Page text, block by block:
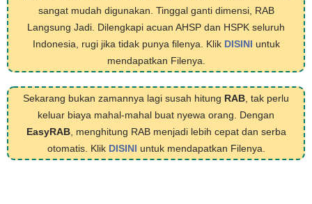
sangat mudah digunakan. Tinggal ganti dimensi, RAB
Langsung Jadi. Dilengkapi acuan AHSP dan HSPK seluruh
Indonesia, rugi jika tidak punya filenya. Klik DISINI untuk
mendapatkan Filenya.
Sekarang bukan zamannya lagi susah hitung RAB , tak perlu
keluar biaya mahal-mahal buat nyewa orang. Dengan
EasyRAB, menghitung RAB menjadi lebih cepat dan serba
otomatis. Klik DISINI untuk mendapatkan Filenya.